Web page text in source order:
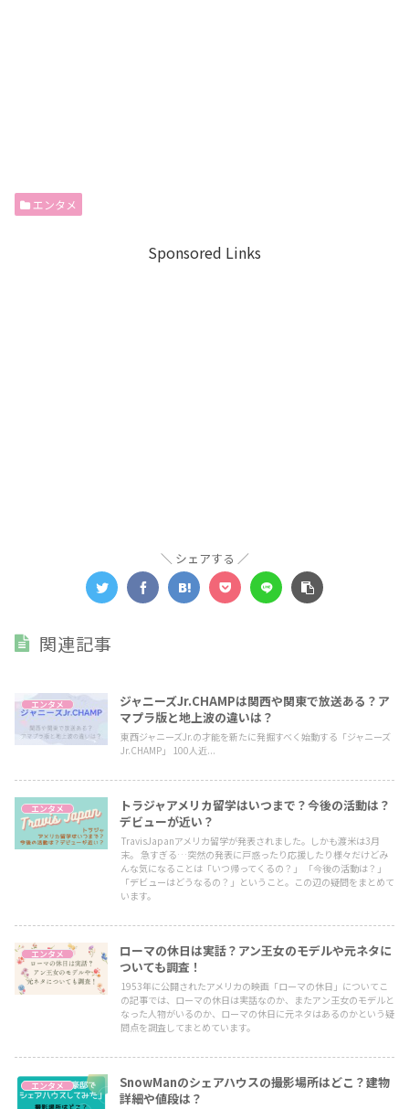
エンタメ
Sponsored Links
シェアする
関連記事
エンタメ
ジャニーズJr.CHAMPは関西や関東で放送ある？ア
マプラ版と地上波の違いは？
東西ジャニーズJr.の才能を新たに発掘すべく始動する「ジャニーズ
Jr.CHAMP」 100人近...
エンタメ
トラジャアメリカ留学はいつまで？今後の活動は？
デビューが近い？
TravisJapanアメリカ留学が発表されました。しかも渡米は3月
末。 急すぎる…突然の発表に戸惑ったり応援したり様々だけどみ
んな気になることは「いつ帰ってくるの？」 「今後の活動は？」
「デビューはどうなるの？」ということ。この辺の疑問をまとめて
います。
エンタメ
ローマの休日は実話？アン王女のモデルや元ネタに
ついても調査！
1953年に公開されたアメリカの映画「ローマの休日」についてこ
の記事では、ローマの休日は実話なのか、またアン王女のモデルと
なった人物がいるのか、ローマの休日に元ネタはあるのかという疑
問点を調査してまとめています。
エンタメ
SnowManのシェアハウスの撮影場所はどこ？建物
詳細や値段は？